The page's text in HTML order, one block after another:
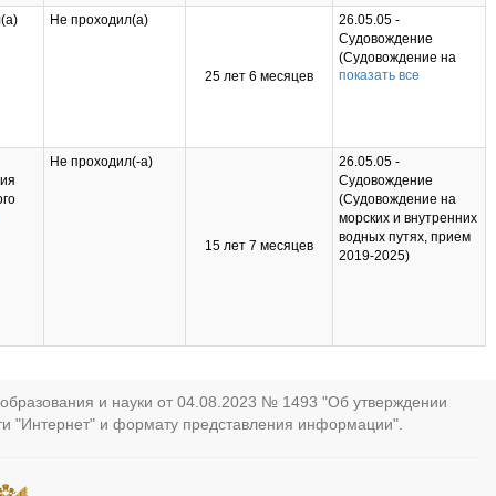
установок судов
смешанного река-
море плавания,
прием 2019-2025)
Эксплуатация
судовых
энергетических
установок
смешанного река-
море плавания,
прием 2019-2025);
26.05.07 -
Эксплуатация
судового
электрооборудования
Не проходил(а)
25 лет 6 месяцев
26.05.05 -
Судовождение
(Судовождение на
морских и внутренних
судовых
энергетических
установок
(Эксплуатация
судовых
энергетических
установок судов
электрооборудования
и средств автоматики
(Эксплуатация
показать все
Не проходил(-а)
15 лет 7 месяцев
26.05.05 -
Судовождение
(Судовождение на
морских и внутренних
водных путях, прием
2019-2025)
и науки от 04.08.2023 № 1493 "Об утверждении
"Интернет" и формату представления информации".